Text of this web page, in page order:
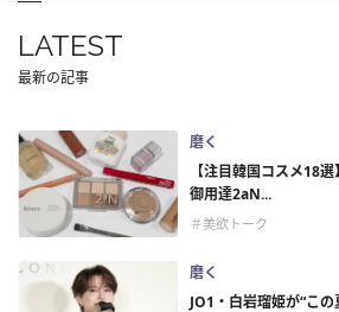
LATEST
最新の記事
磨く
【注目韓国コスメ18
御用達2aN...
＃美欲トーク
磨く
JO1・白岩瑠姫が“こ